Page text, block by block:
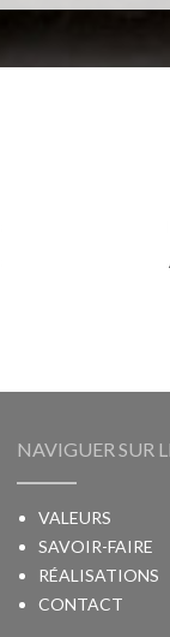
NAVIGUER SUR
VALEURS
SAVOIR-FAIRE
RÉALISATIONS
CONTACT